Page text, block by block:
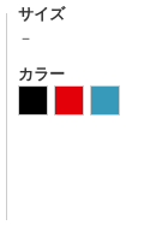
サイズ
－
カラー